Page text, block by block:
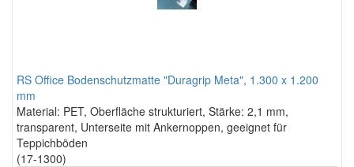
RS Office Bodenschutzmatte "Duragrip Meta", 1.300 x 1.200
mm
Material: PET, Oberfläche strukturiert, Stärke: 2,1 mm,
transparent, Unterseite mit Ankernoppen, geeignet für
Teppichböden
(17-1300)